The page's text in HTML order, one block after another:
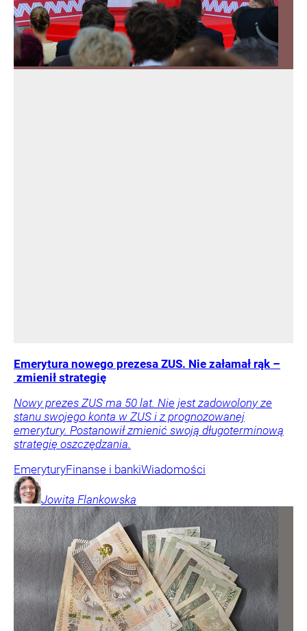
Emerytura nowego prezesa ZUS. Nie załamał rąk –
zmienił strategię
Nowy prezes ZUS ma 50 lat. Nie jest zadowolony ze
stanu swojego konta w ZUS i z prognozowanej
emerytury. Postanowił zmienić swoją długoterminową
strategię oszczędzania.
EmeryturyFinanse i bankiWiadomości
Jowita Flankowska